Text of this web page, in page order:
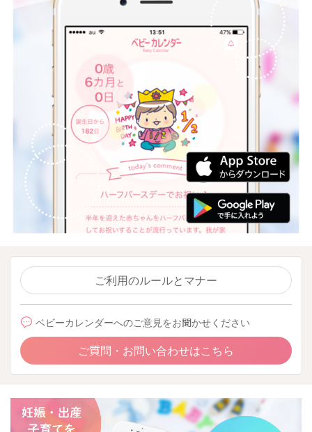
ご利用のルールとマナー
ベビーカレンダーへのご意見をお聞かせください
ご質問・お問い合わせはこちら